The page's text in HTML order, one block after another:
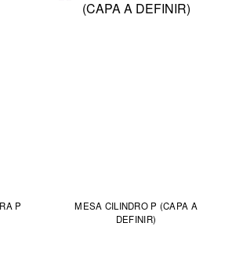
P
MESA CILINDRO P (CAPA A
DEFINIR)